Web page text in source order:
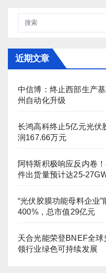
近期文章
中信博：终止西部生产
州自动化升级
长鸿高科终止5亿元光伏
润167.66万元
阿特斯积极响应反内卷
件出货量预计达25-
“光伏胶膜功能母料企业
400%，总市值29亿元
天合光能荣登BNEF全球
领行业绿色可持续发展